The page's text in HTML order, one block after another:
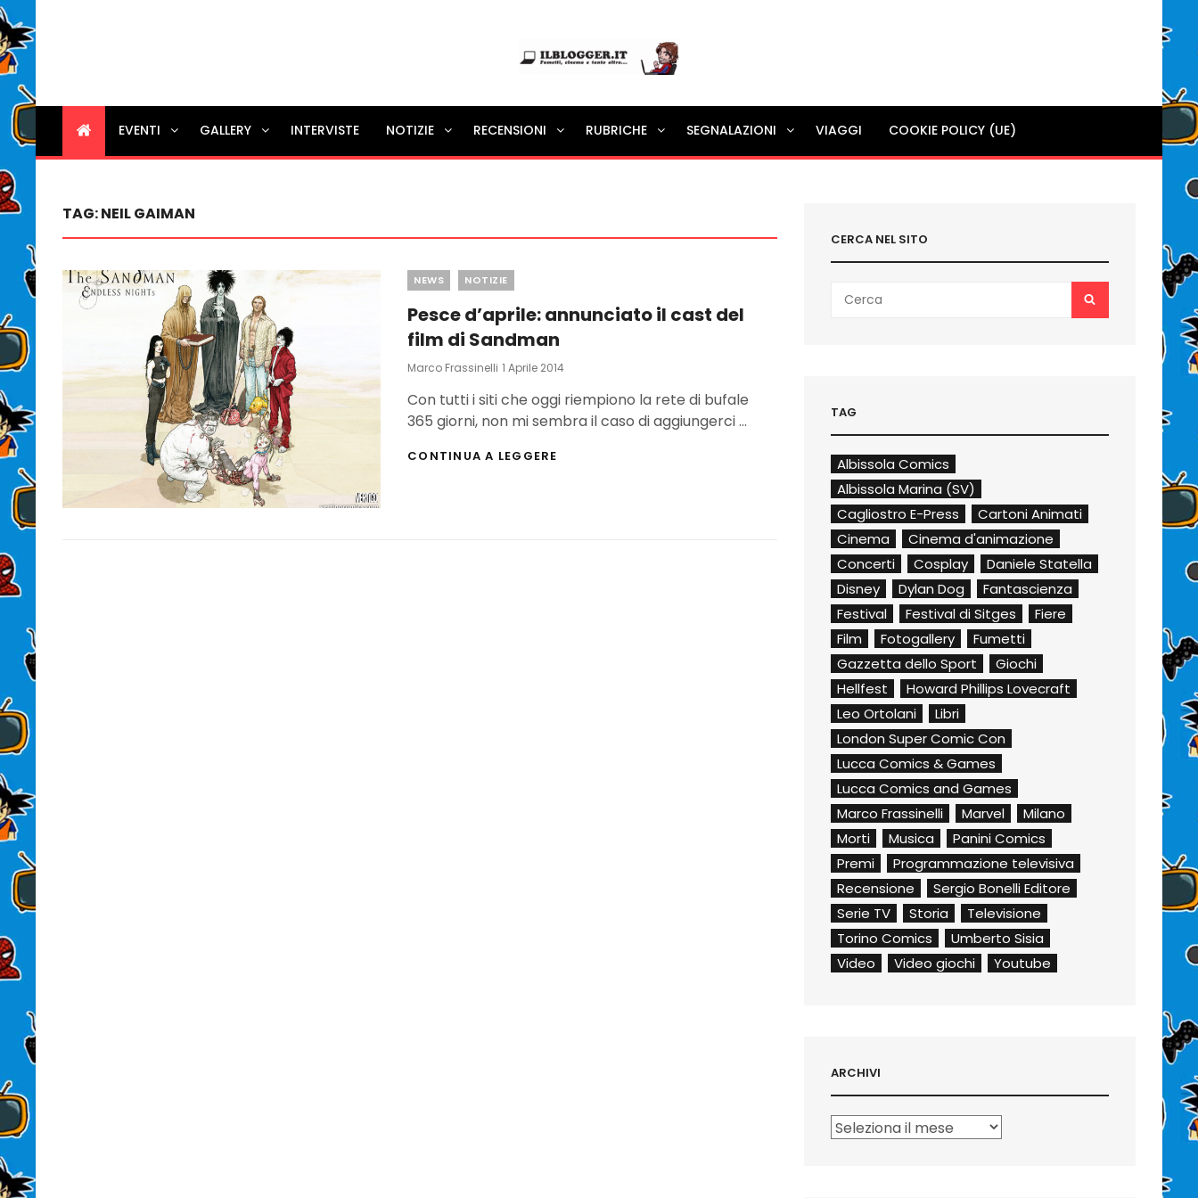
Ilblogger.it
Il portalino di blog |
EVENTI GALLERY INTERVISTE NOTIZIE RECENSIONI RUBRICHE SEGNALAZIONI VIAGGI COOKIE POLICY (UE)
TAG:NEIL GAIMAN
Categories
NEWS NOTIZIE
Pesce d’aprile: annunciato il cast del
film di Sandman
Marco Frassinelli Posted
1 Aprile 2014
Con tutti i siti che oggi riempiono la rete di bufale
365 giorni, non mi sembra il caso di aggiungerci …
CONTINUA A LEGGERE
CERCA NEL SITO
for:
TAG
Albissola Comics
Albissola Marina (SV)
Cagliostro E-Press
Cartoni Animati
Cinema
Cinema d'animazione
Concerti
Cosplay
Daniele Statella
Disney
Dylan Dog
Fantascienza
Festival
Festival di Sitges
Fiere
Film
Fotogallery
Fumetti
Gazzetta dello Sport
Giochi
Hellfest
Howard Phillips Lovecraft
Leo Ortolani
Libri
London Super Comic Con
Lucca Comics & Games
Lucca Comics and Games
Marco Frassinelli
Marvel
Milano
Morti
Musica
Panini Comics
Premi
Programmazione televisiva
Recensione
Sergio Bonelli Editore
Serie TV
Storia
Televisione
Torino Comics
Umberto Sisia
Video
Video giochi Youtube
ARCHIVI
Archivi